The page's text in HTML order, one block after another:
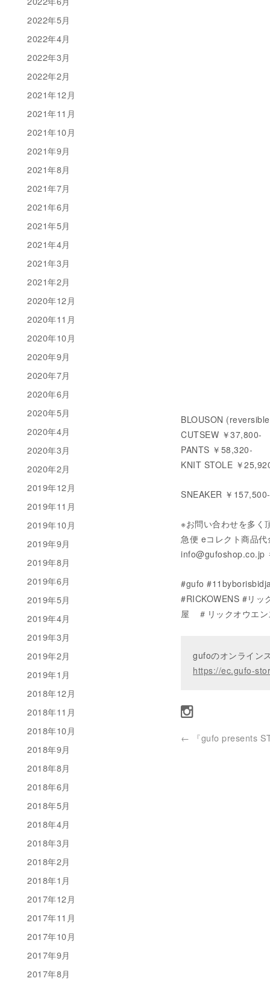
BLOUSON
CUTSEW ￥37,800-
PANTS ￥58,320-
KNIT STOLE ￥
SNEAKER ￥
※お問い合わせを多く
急便 eコレクト商品
info@gufoshop.co.jp
‪#‎gufo‬
#‎RICKOWENS‬ ‪#‎リ
屋‬ ‪＃‎リックオウエ
gufoのオンライン
https://ec.gufo-
← 『gufo presents
2022年5月
2022年4月
2022年3月
2022年2月
2021年12月
2021年11月
2021年10月
2021年9月
2021年8月
2021年7月
2021年6月
2021年5月
2021年4月
2021年3月
2021年2月
2020年12月
2020年11月
2020年10月
2020年9月
2020年7月
2020年6月
2020年5月
2020年4月
2020年3月
2020年2月
2019年12月
2019年11月
2019年10月
2019年9月
2019年8月
2019年6月
2019年5月
2019年4月
2019年3月
2019年2月
2019年1月
2018年12月
2018年11月
2018年10月
2018年9月
2018年8月
2018年6月
2018年5月
2018年4月
2018年3月
2018年2月
2018年1月
2017年12月
2017年11月
2017年10月
2017年9月
2017年8月